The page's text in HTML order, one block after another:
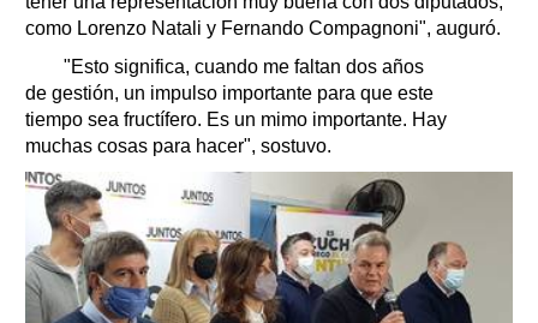
como Lorenzo Natali y Fernando Compagnoni", auguró.
"Esto significa, cuando me faltan dos años
de gestión, un impulso importante para que este
tiempo sea fructífero. Es un mimo importante. Hay
muchas cosas para hacer", sostuvo.